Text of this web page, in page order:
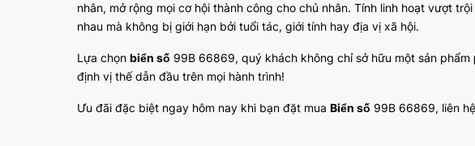
nhân, mở rộng mọi cơ hội thành công cho chủ nhân. Tính linh hoạt vượt
nhau mà không bị giới hạn bởi tuổi tác, giới tính hay địa vị xã hội.
Lựa chọn biển số 99B 66869, quý khách không chỉ sở hữu một sản phẩm
định vị thế dẫn đầu trên mọi hành trình!
Ưu đãi đặc biệt ngay hôm nay khi bạn đặt mua Biển số 99B 66869, liên